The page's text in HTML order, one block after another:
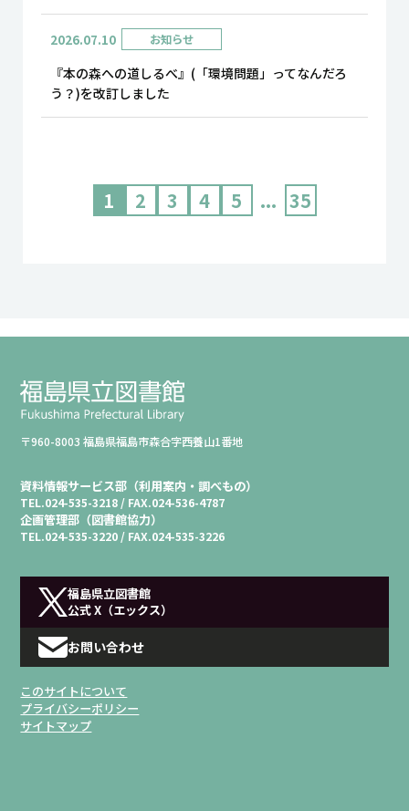
2026.07.10 お知らせ
『本の森への道しるべ』(「環境問題」ってなんだろ
う？)を改訂しました
1 2 3 4 5 ... 35
〒960-8003 福島県福島市森合字西養山1番地
資料情報サービス部（利用案内・調べもの）
TEL.024-535-3218 / FAX.024-536-4787
企画管理部（図書館協力）
TEL.024-535-3220 / FAX.024-535-3226
福島県立図書館
公式 X（エックス）
お問い合わせ
このサイトについて
プライバシーポリシー
サイトマップ